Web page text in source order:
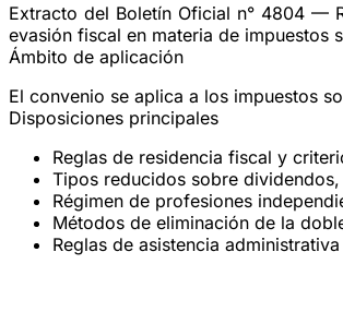
Extracto del Boletín Oficial n° 4804 —
evasión fiscal en materia de impuestos
Ámbito de aplicación
El convenio se aplica a los impuestos
Disposiciones principales
Reglas de residencia fiscal y
Tipos reducidos sobre dividendos,
Régimen de profesiones
Métodos de eliminación de la
Reglas de asistencia administrativa